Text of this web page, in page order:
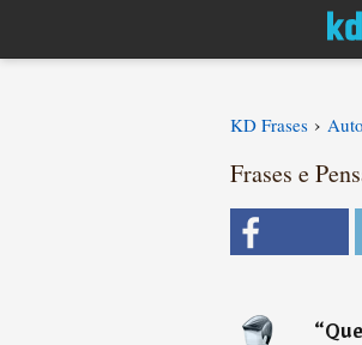
KD Frases ›
Frases e
“